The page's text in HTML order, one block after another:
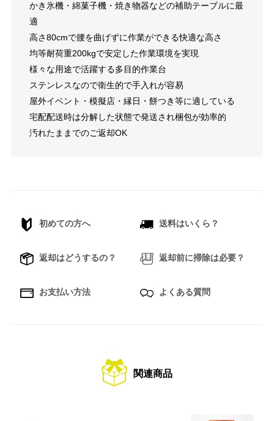
かき氷機・綿菓子機・焼き物器などの補助テーブルに最
適
高さ80cmで腰を曲げずに作業ができる快適な高さ
均等耐荷重200kgで安定した作業環境を実現
様々な用途で活躍する多目的作業台
ステンレスなので衛生的で手入れが容易
屋外イベント・模擬店・縁日・餅つき等に適している
宅配配送時は分解した状態で発送され梱包が効率的
汚れたままでのご返却OK
初めての方へ 送料はいくら？
返却はどうするの？ 返却前に掃除は必要？
お支払い方法 よくある質問
関連商品